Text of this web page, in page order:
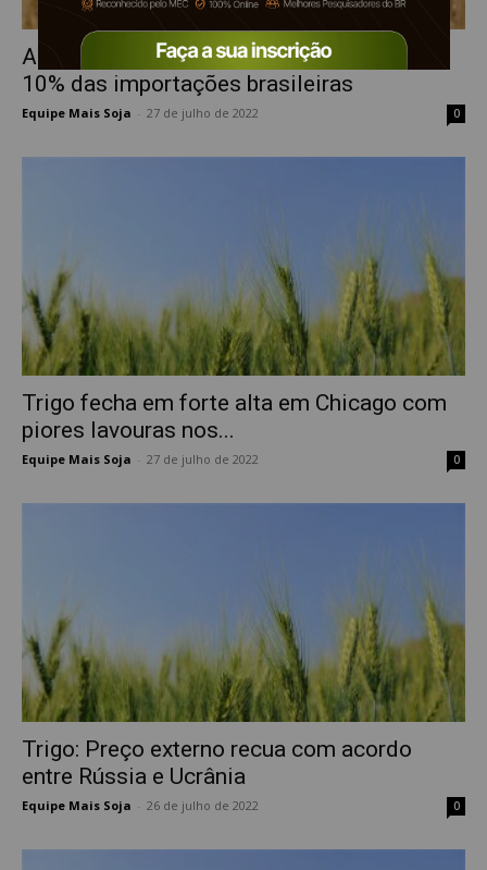
Ambição da U.S. Wheat é responder por
10% das importações brasileiras
Equipe Mais Soja 27 de julho de 2022 0
Trigo fecha em forte alta em Chicago com
piores lavouras nos...
Equipe Mais Soja 27 de julho de 2022 0
Trigo: Preço externo recua com acordo
entre Rússia e Ucrânia
Equipe Mais Soja 26 de julho de 2022 0